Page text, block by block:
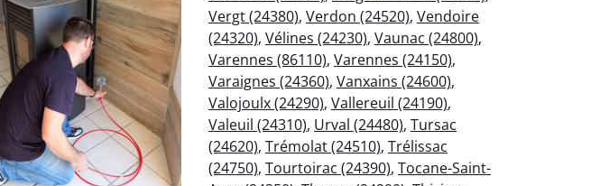
Vergt (24380), Verdon (24520), Vendoire
(24320), Vélines (24230), Vaunac (24800),
Varennes (86110), Varennes (24150),
Varaignes (24360), Vanxains (24600),
Valojoulx (24290), Vallereuil (24190),
Valeuil (24310), Urval (24480), Tursac
(24620), Trémolat (24510), Trélissac
(24750), Tourtoirac (24390), Tocane-Saint-